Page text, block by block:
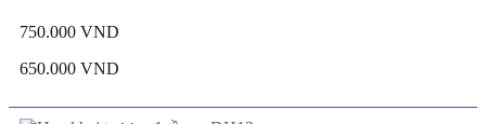
750.000 VND
650.000 VND